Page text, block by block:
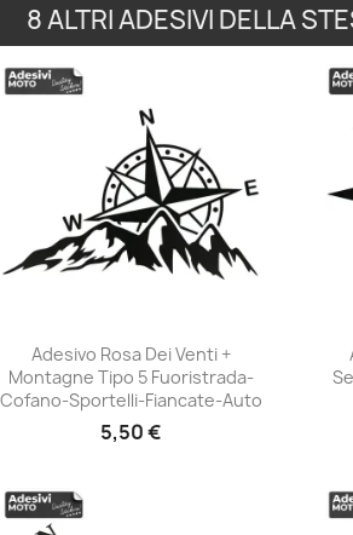
8 ALTRI ADESIVI DELLA
+23
Adesivo Rosa Dei Venti +
Montagne Tipo 5 Fuoristrada-
Cofano-Sportelli-Fiancate-Auto
5,50 €